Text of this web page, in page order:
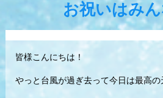
お祝いはみ
皆様こんにちは！
やっと台風が過ぎ去って今日は最高の